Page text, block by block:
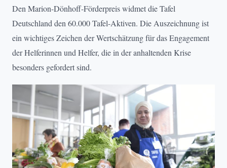
Den Marion-Dönhoff-Förderpreis widmet die Tafel
Deutschland den 60.000 Tafel-Aktiven. Die Auszeichnung ist
ein wichtiges Zeichen der Wertschätzung für das Engagement
der Helferinnen und Helfer, die in der anhaltenden Krise
besonders gefordert sind.